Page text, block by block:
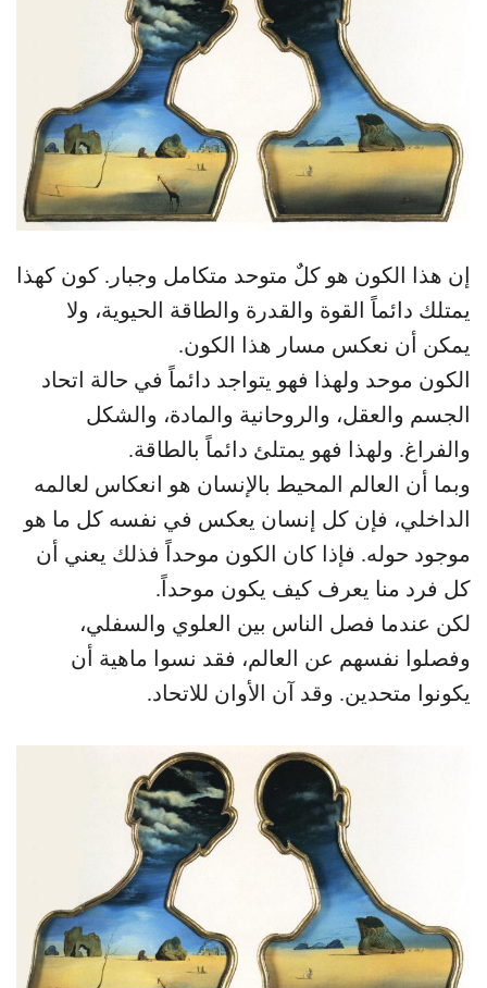
إن هذا الكون هو كلٌ متوحد متكامل وجبار. كون كهذا
يمتلك دائماً القوة والقدرة والطاقة الحيوية، ولا
يمكن أن نعكس مسار هذا الكون.
الكون موحد ولهذا فهو يتواجد دائماً في حالة اتحاد
الجسم والعقل، والروحانية والمادة، والشكل
والفراغ. ولهذا فهو يمتلئ دائماً بالطاقة.
وبما أن العالم المحيط بالإنسان هو انعكاس لعالمه
الداخلي، فإن كل إنسان يعكس في نفسه كل ما هو
موجود حوله. فإذا كان الكون موحداً فذلك يعني أن
كل فرد منا يعرف كيف يكون موحداً.
لكن عندما فصل الناس بين العلوي والسفلي،
وفصلوا نفسهم عن العالم، فقد نسوا ماهية أن
يكونوا متحدين. وقد آن الأوان للاتحاد.